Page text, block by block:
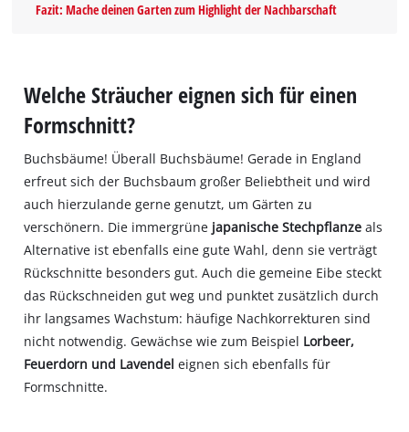
Fazit: Mache deinen Garten zum Highlight der Nachbarschaft
Welche Sträucher eignen sich für einen
Formschnitt?
Buchsbäume! Überall Buchsbäume! Gerade in England
erfreut sich der Buchsbaum großer Beliebtheit und wird
auch hierzulande gerne genutzt, um Gärten zu
verschönern. Die immergrüne japanische Stechpflanze als
Alternative ist ebenfalls eine gute Wahl, denn sie verträgt
Rückschnitte besonders gut. Auch die gemeine Eibe steckt
das Rückschneiden gut weg und punktet zusätzlich durch
ihr langsames Wachstum: häufige Nachkorrekturen sind
nicht notwendig. Gewächse wie zum Beispiel Lorbeer,
Feuerdorn und Lavendel eignen sich ebenfalls für
Formschnitte.